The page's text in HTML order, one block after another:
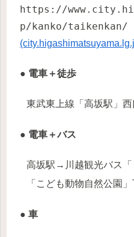
https://
p/kanko/taikenkan/
● 電車＋徒歩
東武東上線「高坂駅」
● 電車＋バス
高坂駅→川越観光バス「
「こども動物自然公園
● 車